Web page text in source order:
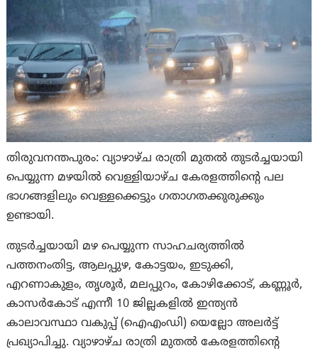
തിരുവനന്തപുരം: വ്യാഴാഴ്ച രാത്രി മുതൽ തുടർച്ചയായി
പെയ്യുന്ന മഴയിൽ വെള്ളിയാഴ്ച കേരളത്തിന്റെ പല
ഭാഗങ്ങളിലും വെള്ളക്കെട്ടും ഗതാഗതക്കുരുക്കും
ഉണ്ടായി.
തുടർച്ചയായി മഴ പെയ്യുന്ന സാഹചര്യത്തിൽ
പത്തനംതിട്ട, ആലപ്പുഴ, കോട്ടയം, ഇടുക്കി,
എറണാകുളം, തൃശൂർ, മലപ്പുറം, കോഴിക്കോട്, കണ്ണൂർ,
കാസർകോട് എന്നീ 10 ജില്ലകളിൽ ഇന്ത്യൻ
കാലാവസ്ഥാ വകുപ്പ് (ഐഎംഡി) യെല്ലോ അലർട്ട്
പ്രഖ്യാപിച്ചു. വ്യാഴാഴ്ച രാത്രി മുതൽ കേരളത്തിന്റെ